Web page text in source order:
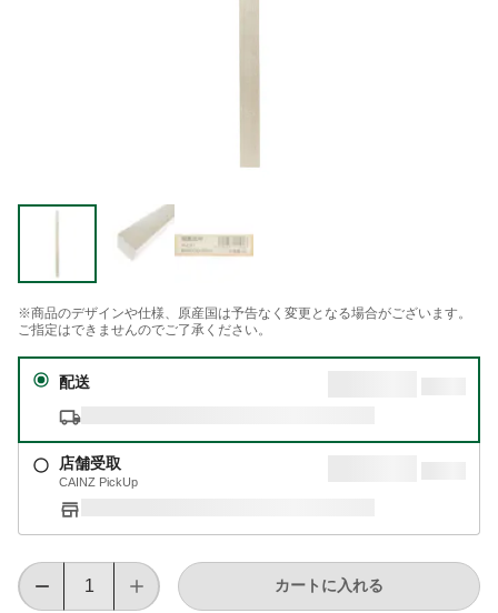
※商品のデザインや仕様、原産国は予告なく変更となる場合がございます。
ご指定はできませんのでご了承ください。
配送
店舗受取
CAINZ PickUp
カートに入れる